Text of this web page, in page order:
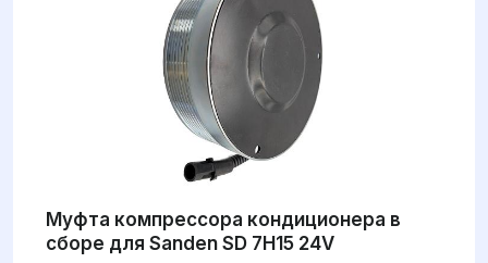
Муфта компрессора кондиционера в
сборе для Sanden SD 7H15 24V